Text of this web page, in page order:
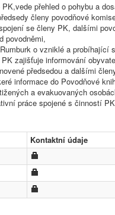
přehled o pohybu a
členy povodňové
se členy PK, dalšími
povodněmi,
o vzniklé a probíhající
PK zajišťuje informování
předsedou a dalšími
informace do Povodňové
a evakuovaných
práce spojené s činností
Kontaktní údaje